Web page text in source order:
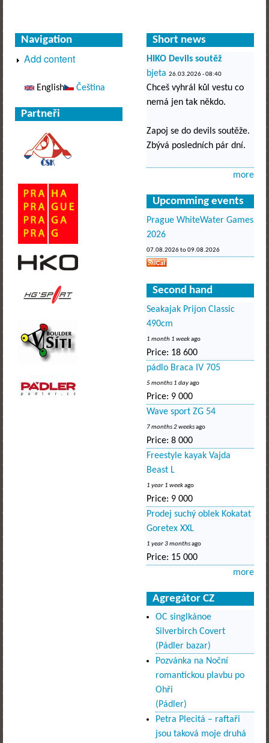
Navigation
Add content
English Čeština
Partneři
Short news
HIKO Devils soutěž
bjeta 26.03.2026 - 08:40
Chceš vyhrál kůl vestu co
nemá jen tak někdo.
Zapoj se do devils soutěže.
Zbývá posledních pár dní.
more
Upcomming events
Prague WhiteWater Games
2026
07.08.2026to09.08.2026
Second hand
Seakajak Prijon Classic
490cm
1 month 1 weekago
Price: 18 600
pádlo Braca IV 705
5 months 1 dayago
Price: 9 000
Wave sport ZG 54
7 months 2 weeksago
Price: 8 000
Freestyle kayak Vajda
Beast L
1 year 1 weekago
Price: 9 000
Prodej suchý oblek Kokatat
Goretex XXL
1 year 3 monthsago
Price: 15 000
more
Agregátor CZ
OC singlkánoe
Silverbirch Covert
(Pádler bazar)
Pozvánka na Noční
romantickou plavbu po
Ohři
(Pádler)
Petra Plecitá – raftaři
jsou taková moje druhá